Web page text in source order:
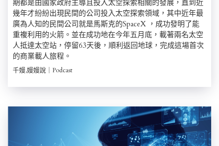
期都是由國家政府主導且投入太空探索相關的發展，直到近
幾年才紛紛出現民間的公司投入太空探索領域，其中近年最
廣為人知的民間公司就是馬斯克的SpaceX ，成功發明了能
重複利用的火箭。並在成功地在今年五月底，載著兩名太空
人抵達太空站，停留63天後，順利返回地球，完成這場首次
的商業載人旅程。
千嫚,嫚嫚說｜Podcast